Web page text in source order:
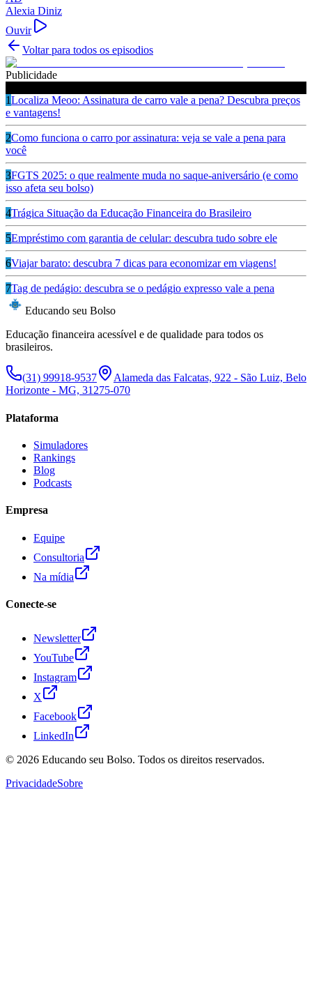
Alexia Diniz
Ouvir
Voltar para todos os episodios
Publicidade
1Localiza Meoo: Assinatura de carro vale a pena? Descubra preços
e vantagens!
2Como funciona o carro por assinatura: veja se vale a pena para
você
3FGTS 2025: o que realmente muda no saque-aniversário (e como
isso afeta seu bolso)
4Trágica Situação da Educação Financeira do Brasileiro
5Empréstimo com garantia de celular: descubra tudo sobre ele
6Viajar barato: descubra 7 dicas para economizar em viagens!
7Tag de pedágio: descubra se o pedágio expresso vale a pena
Educando seu Bolso
Educação financeira acessível e de qualidade para todos os
brasileiros.
(31) 99918-9537
Alameda das Falcatas, 922 - São Luiz, Belo
Horizonte - MG, 31275-070
Plataforma
Simuladores
Rankings
Blog
Podcasts
Empresa
Equipe
Consultoria
Na mídia
Conecte-se
Newsletter
YouTube
Instagram
X
Facebook
LinkedIn
© 2026 Educando seu Bolso. Todos os direitos reservados.
PrivacidadeSobre